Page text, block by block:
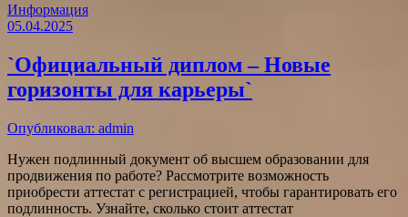
Информация
05.04.2025
`Официальный диплом – Новые
горизонты для карьеры`
Опубликовал: admin
Нужен подлинный документ об высшем образовании для
продвижения по работе? Рассмотрите возможность
приобрести аттестат с регистрацией, чтобы гарантировать его
подлинность. Узнайте, сколько стоит аттестат